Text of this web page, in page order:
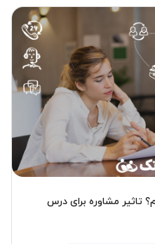
تاثیر مشاوره برای درس